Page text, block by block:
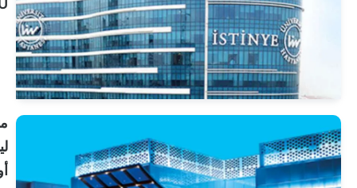
ISÜ
انظر
الملف
الشخصي
مستشفى